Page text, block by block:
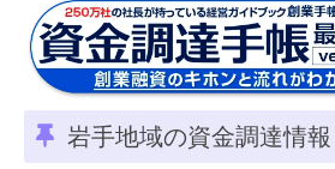
岩手地域の資金調達情報